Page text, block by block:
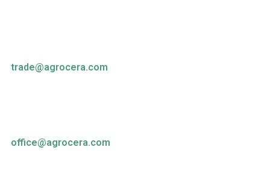
trade@agrocera.com
office@agrocera.com